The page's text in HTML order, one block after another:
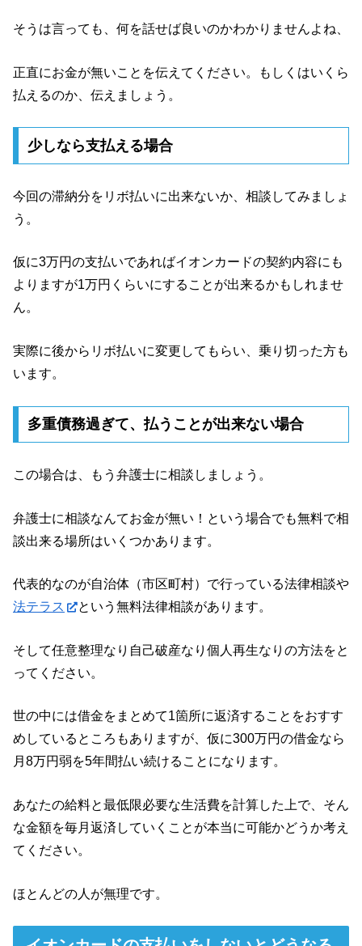
そうは言っても、何を話せば良いのかわかりませんよね、
正直にお金が無いことを伝えてください。もしくはいくら
払えるのか、伝えましょう。
少しなら支払える場合
今回の滞納分をリボ払いに出来ないか、相談してみましょ
う。
仮に3万円の支払いであればイオンカードの契約内容にも
よりますが1万円くらいにすることが出来るかもしれませ
ん。
実際に後からリボ払いに変更してもらい、乗り切った方も
います。
多重債務過ぎて、払うことが出来ない場合
この場合は、もう弁護士に相談しましょう。
弁護士に相談なんてお金が無い！という場合でも無料で相
談出来る場所はいくつかあります。
代表的なのが自治体（市区町村）で行っている法律相談や
法テラス
という無料法律相談があります。
そして任意整理なり自己破産なり個人再生なりの方法をと
ってください。
世の中には借金をまとめて1箇所に返済することをおすす
めしているところもありますが、仮に300万円の借金なら
月8万円弱を5年間払い続けることになります。
あなたの給料と最低限必要な生活費を計算した上で、そん
な金額を毎月返済していくことが本当に可能かどうか考え
てください。
ほとんどの人が無理です。